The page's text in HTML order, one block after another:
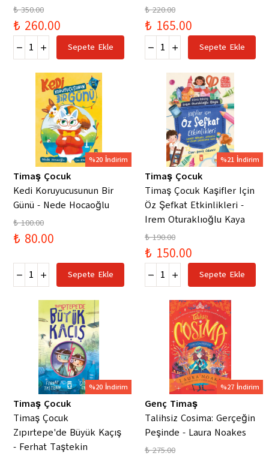
₺ 350.00
₺ 260.00
Sepete Ekle
₺ 220.00
₺ 165.00
Sepete Ekle
%20 İndirim
Timaş Çocuk
Kedi Koruyucusunun Bir
Günü - Nede Hocaoğlu
₺ 100.00
₺ 80.00
Sepete Ekle
%21 İndirim
Timaş Çocuk
Timaş Çocuk Kaşifler Için
Öz Şefkat Etkinlikleri -
Irem Oturaklıoğlu Kaya
₺ 190.00
₺ 150.00
Sepete Ekle
%20 İndirim
Timaş Çocuk
Timaş Çocuk
Zıpırtepe'de Büyük Kaçış
- Ferhat Taştekin
%27 İndirim
Genç Timaş
Talihsiz Cosima: Gerçeğin
Peşinde - Laura Noakes
₺ 275.00